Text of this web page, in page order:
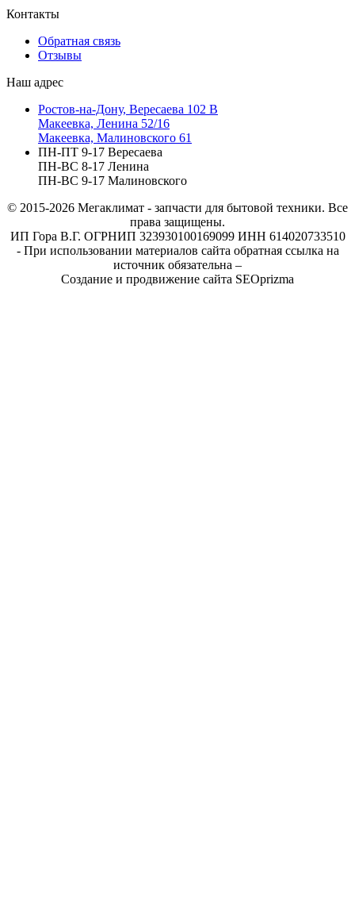
Контакты
Обратная связь
Отзывы
Наш адрес
Ростов-на-Дону, Вересаева 102 В
Макеевка, Ленина 52/16
Макеевка, Малиновского 61
ПН-ПТ 9-17 Вересаева
ПН-ВС 8-17 Ленина
ПН-ВС 9-17 Малиновского
© 2015-2026 Мегаклимат - запчасти для бытовой техники. Все
права защищены.
ИП Гора В.Г. ОГРНИП 323930100169099 ИНН 614020733510
- При использовании материалов сайта обратная ссылка на
источник обязательна –
Создание и продвижение сайта SEOprizma